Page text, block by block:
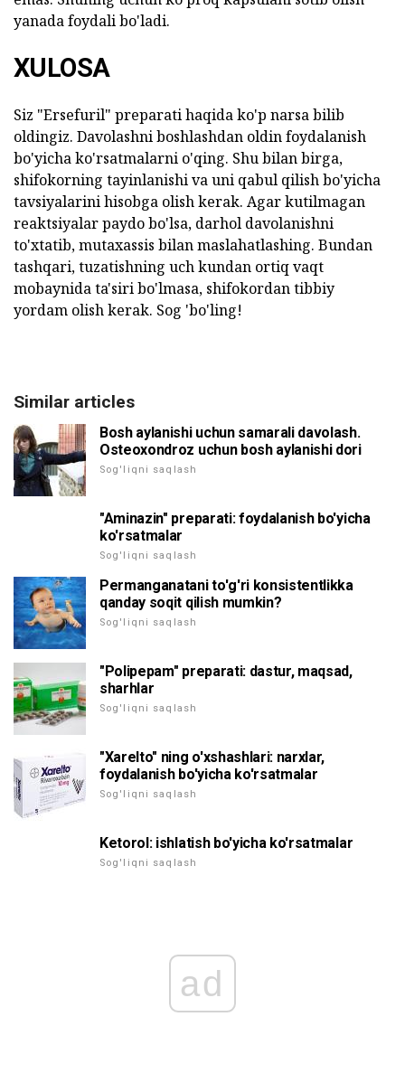
yanada foydali bo'ladi.
XULOSA
Siz "Ersefuril" preparati haqida ko'p narsa bilib
oldingiz. Davolashni boshlashdan oldin foydalanish
bo'yicha ko'rsatmalarni o'qing. Shu bilan birga,
shifokorning tayinlanishi va uni qabul qilish bo'yicha
tavsiyalarini hisobga olish kerak. Agar kutilmagan
reaktsiyalar paydo bo'lsa, darhol davolanishni
to'xtatib, mutaxassis bilan maslahatlashing. Bundan
tashqari, tuzatishning uch kundan ortiq vaqt
mobaynida ta'siri bo'lmasa, shifokordan tibbiy
yordam olish kerak. Sog 'bo'ling!
Similar articles
Bosh aylanishi uchun samarali davolash.
Osteoxondroz uchun bosh aylanishi dori
Sog'liqni saqlash
"Aminazin" preparati: foydalanish bo'yicha
ko'rsatmalar
Sog'liqni saqlash
Permanganatani to'g'ri konsistentlikka
qanday soqit qilish mumkin?
Sog'liqni saqlash
"Polipepam" preparati: dastur, maqsad,
sharhlar
Sog'liqni saqlash
"Xarelto" ning o'xshashlari: narxlar,
foydalanish bo'yicha ko'rsatmalar
Sog'liqni saqlash
Ketorol: ishlatish bo'yicha ko'rsatmalar
Sog'liqni saqlash
ad